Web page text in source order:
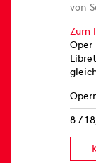
von
Zum
Oper
8 /